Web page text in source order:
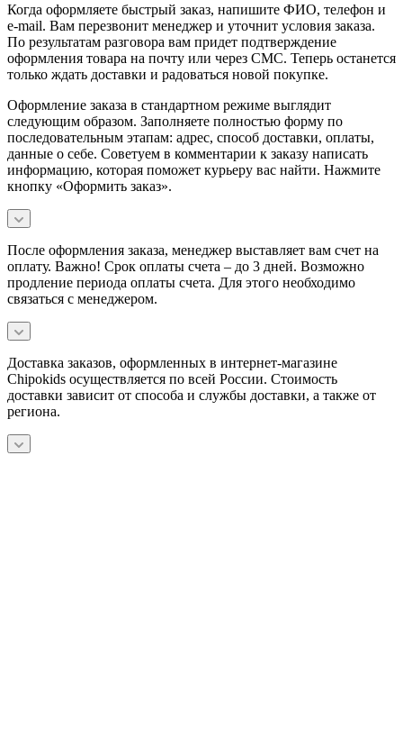
Когда оформляете быстрый заказ, напишите ФИО, телефон и
e-mail. Вам перезвонит менеджер и уточнит условия заказа.
По результатам разговора вам придет подтверждение
оформления товара на почту или через СМС. Теперь останется
только ждать доставки и радоваться новой покупке.
Оформление заказа в стандартном режиме выглядит
следующим образом. Заполняете полностью форму по
последовательным этапам: адрес, способ доставки, оплаты,
данные о себе. Советуем в комментарии к заказу написать
информацию, которая поможет курьеру вас найти. Нажмите
кнопку «Оформить заказ».
После оформления заказа, менеджер выставляет вам счет на
оплату. Важно! Срок оплаты счета – до 3 дней. Возможно
продление периода оплаты счета. Для этого необходимо
связаться с менеджером.
Доставка заказов, оформленных в интернет-магазине
Chipokids осуществляется по всей России. Стоимость
доставки зависит от способа и службы доставки, а также от
региона.